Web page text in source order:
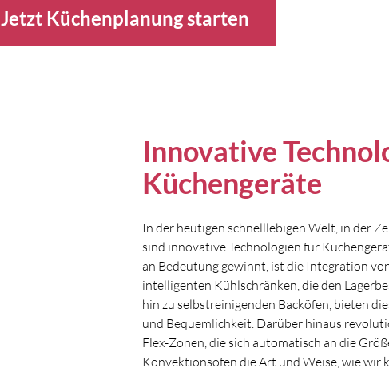
Jetzt Küchenplanung starten
Innovative
Küchengeräte
In der heutigen schnelllebigen Welt, in der
sind innovative Technologien für
an Bedeutung gewinnt, ist die Integration
intelligenten Kühlschränken, die den
hin zu selbstreinigenden Backöfen, bieten
und Bequemlichkeit. Darüber hinaus
Flex-Zonen, die sich automatisch an die
Konvektionsofen die Art und Weise, wie wir